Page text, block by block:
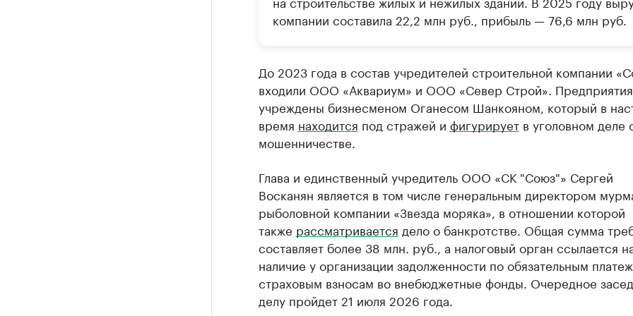
компании составила 22,2 млн руб., прибыль — 76,6 млн руб.
До 2023 года в состав учредителей строительной компании
входили ООО «Аквариум» и ООО «Север Строй». Предприятия
учреждены бизнесменом Оганесом Шанкояном, который в
время находится под стражей и фигурируетв уголовном деле
мошенничестве.
Глава и единственный учредитель ООО «СК "Союз"» Сергей
Восканян является в том числе генеральным директором
рыболовной компании «Звезда моряка», в отношении которой
также рассматривается дело о банкротстве. Общая сумма
составляет более 38 млн. руб., а налоговый орган ссылается
наличие у организации задолженности по обязательным
страховым взносам во внебюджетные фонды. Очередное
делу пройдет 21 июля 2026 года.